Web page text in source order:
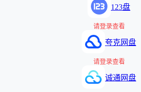
123盘
请登录查看
夸克网盘
请登录查看
诚通网盘